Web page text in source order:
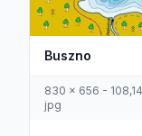
Buszno
830 x 656 -
jpg